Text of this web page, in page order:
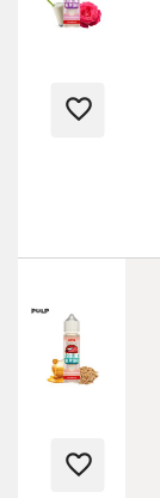
favorite_border
favorite_border